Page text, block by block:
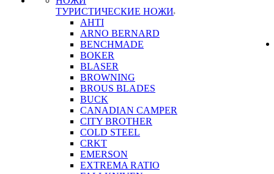
ТУРИСТИЧЕСКИЕ НОЖИ
AHTI
ARNO BERNARD
BENCHMADE
BOKER
BLASER
BROWNING
BROUS BLADES
BUCK
CANADIAN CAMPER
CITY BROTHER
COLD STEEL
CRKT
EMERSON
EXTREMA RATIO